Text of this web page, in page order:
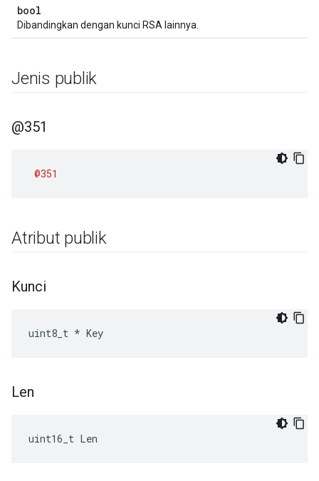
bool
Dibandingkan dengan kunci RSA lainnya.
Jenis publik
@351
@351
Atribut publik
Kunci
uint8_t * Key
Len
uint16_t Len